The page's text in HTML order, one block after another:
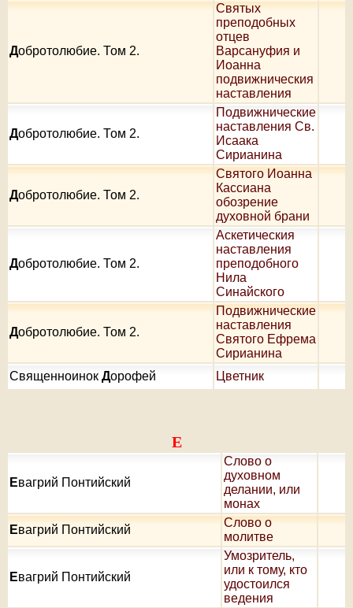
Добротолюбие. Том 2.
Святых
преподобных
отцев
Варсануфия и
Иоанна
подвижническия
наставления
Добротолюбие. Том 2.
Подвижнические
наставления Св.
Исаака
Сирианина
Добротолюбие. Том 2.
Святого Иоанна
Кассиана
обозрение
духовной брани
Добротолюбие. Том 2.
Аскетическия
наставления
преподобного
Нила
Синайского
Добротолюбие. Том 2.
Подвижнические
наставления
Святого Ефрема
Сирианина
Священноинок Дорофей Цветник
Е
Евагрий Понтийский
Слово о
духовном
делании, или
монах
Евагрий Понтийский
Слово о
молитве
Евагрий Понтийский
Умозритель,
или к тому, кто
удостоился
ведения